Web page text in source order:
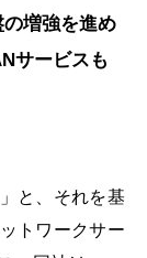
増強を進め
サービスも
と、それを基
トワークサー